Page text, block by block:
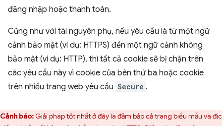
đăng nhập hoặc thanh toán.
Cũng như với tài nguyên phụ, nếu yêu cầu là từ một ngữ
cảnh bảo mật (ví dụ: HTTPS) đến một ngữ cảnh không
bảo mật (ví dụ: HTTP), thì tất cả cookie sẽ bị chặn trên
các yêu cầu này vì cookie của bên thứ ba hoặc cookie
trên nhiều trang web yêu cầu Secure .
Cảnh báo:Giải pháp tốt nhất ở đây là đảm bảo cả trang biểu mẫu và